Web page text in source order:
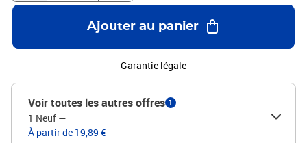
Ajouter au panier
Garantie légale
Voir toutes les autres offres 1
1 Neuf —
À partir de 19,89 €